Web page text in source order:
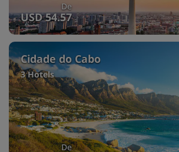
De
USD 54.57
Cidade do Cabo
3 Hotels
De